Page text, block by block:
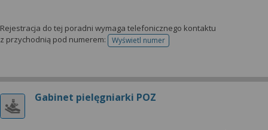
Rejestracja do tej poradni wymaga telefonicznego kontaktu
z przychodnią pod numerem:
Wyświetl numertelefonu do rejestracji
Gabinet pielęgniarki POZ